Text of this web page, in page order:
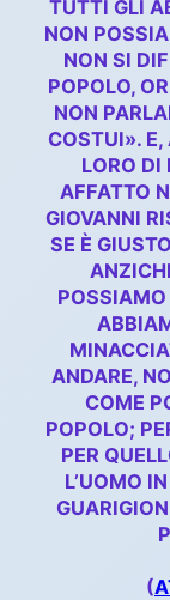
TUTTI GLI
NON
NON SI
POPOLO,
NON
COSTUI».
LORO DI
AFFATTO
GIOVANNI
SE È
POSSIAMO
ANDARE,
COME
POPOLO;
PER
L’UOMO
(